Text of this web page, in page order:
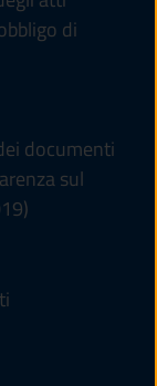
di
documenti
sul